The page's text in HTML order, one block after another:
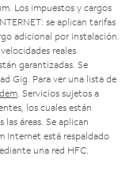
Los impuestos y cargos
se aplican tarifas
adicional por instalación.
reales
garantizadas. Se
Gig. Para ver una lista de
. Servicios sujetos a
los cuales están
áreas. Se aplican
Internet está respaldado
una red HFC.